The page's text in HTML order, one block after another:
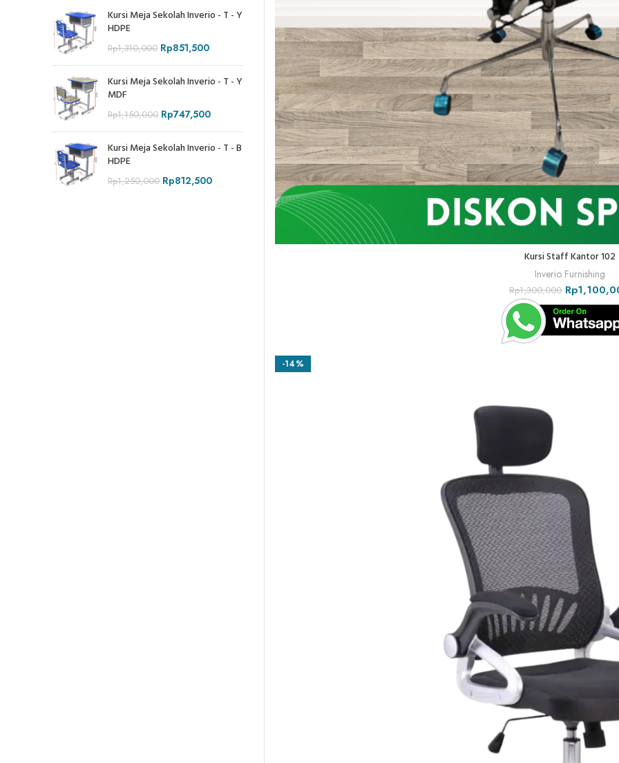
Kursi Meja Sekolah Inverio - T - Y
HDPE
Rp1,310,000 Rp851,500
Kursi Meja Sekolah Inverio - T - Y
MDF
Rp1,150,000 Rp747,500
Kursi Meja Sekolah Inverio - T - B
HDPE
Rp1,250,000 Rp812,500
Kursi Staff Kantor 102
Inverio Furnishing
Rp1,300,000 Rp
-14%